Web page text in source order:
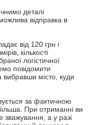
деталі
відправка в
від 120 грн і
кількості
логістичної
повідомити
місто, куди
за фактичною
При отриманні ви
зважування, а у разі